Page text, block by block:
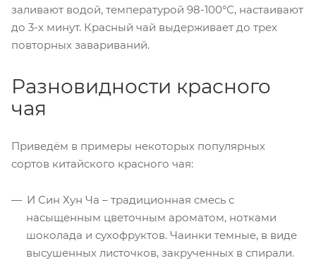
заливают водой, температурой 98-100°С, настаивают
до 3-х минут. Красный чай выдерживает до трех
повторных завариваний.
Разновидности красного
чая
Приведём в примеры некоторых популярных
сортов китайского красного чая:
И Син Хун Ча – традиционная смесь с
насыщенным цветочным ароматом, нотками
шоколада и сухофруктов. Чаинки темные, в виде
высушенных листочков, закрученных в спирали.